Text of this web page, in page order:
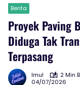
Berita
Proyek Paving
Diduga Tak
Terpasang
Imul
2 Min
04/07/2026